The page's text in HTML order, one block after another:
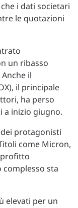
i dati societari
le quotazioni
un ribasso
il
il principale
ha perso
a inizio giugno.
protagonisti
come Micron,
sta
elevati per un